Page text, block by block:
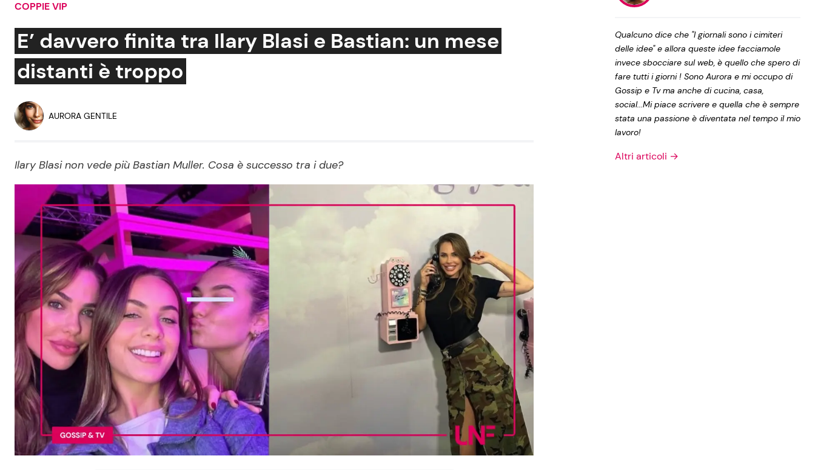
Social News
News dal mondo
Mondo Mamma
Salute
Viaggi e Turismo
Festività
Ricette Facili e Veloci
Ricette per Bambini
Privacy Policy
COPPIE VIP
E’ davvero finita tra Ilary Blasi e Bastian: un mese
distanti è troppo
AURORA GENTILE
Ilary Blasi non vede più Bastian Muller. Cosa è successo tra i due?
Qualcuno dice che "I giornali sono i cimiteri
delle idee" e allora queste idee facciamole
invece sbocciare sul web, è quello che spero di
fare tutti i giorni ! Sono Aurora e mi occupo di
Gossip e Tv ma anche di cucina, casa,
social...Mi piace scrivere e quella che è sempre
stata una passione è diventata nel tempo il mio
lavoro!
Altri articoli →